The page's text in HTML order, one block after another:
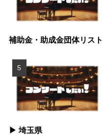
補助金・助成金団体リスト
▶︎ 埼玉県